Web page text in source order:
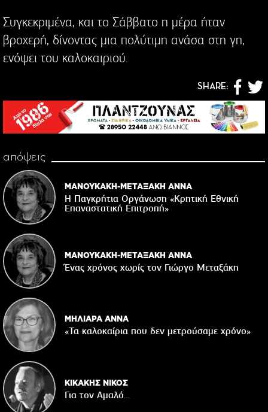
Συγκεκριμένα, και το Σάββατο η μέρα ήταν
βροχερή, δίνοντας μια πολύτιμη ανάσα στη γη,
ενόψει του καλοκαιριού.
SHARE:
απόψεις
ΜΑΝΟΥΚΑΚΗ-ΜΕΤΑΞΑΚΗ ΑΝΝΑ
Η Παγκρήτια Οργάνωση «Κρητική Εθνική
Επαναστατική Eπιτροπή»
ΜΑΝΟΥΚΑΚΗ-ΜΕΤΑΞΑΚΗ ΑΝΝΑ
Ένας χρόνος χωρίς τον Γιώργο Μεταξάκη
ΜΗΛΙΑΡΑ ΑΝΝΑ
«Τα καλοκαίρια που δεν μετρούσαμε χρόνο»
ΚΙΚΑΚΗΣ ΝΙΚΟΣ
Για τον Αμαλό…